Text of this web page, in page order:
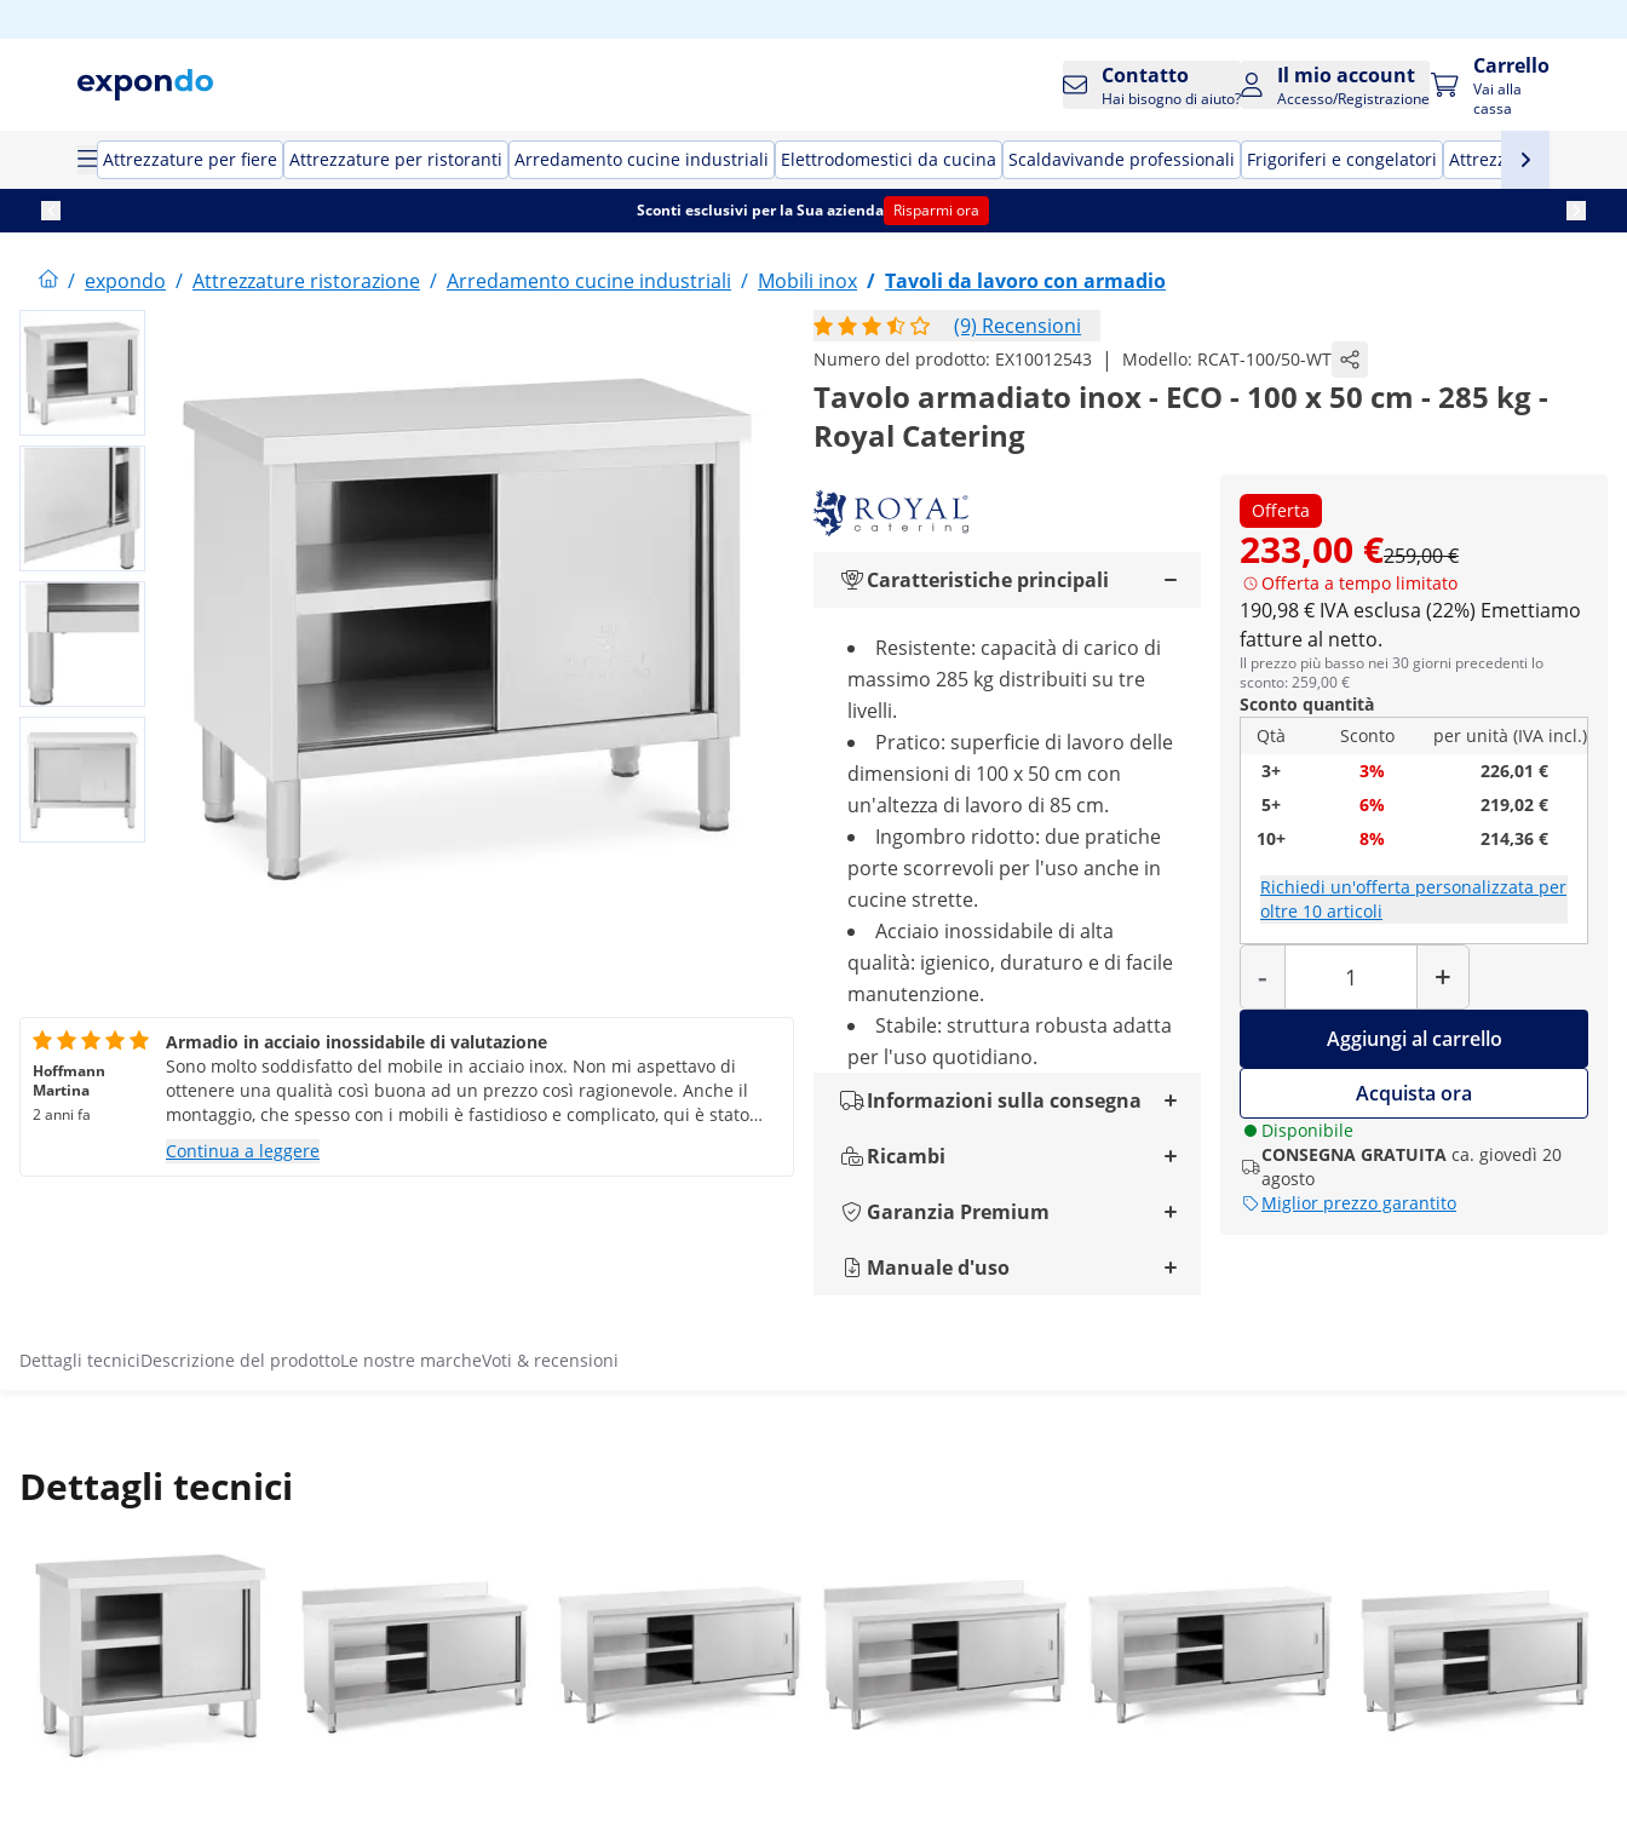
Contatto
Hai bisogno di aiuto?
Il mio account
Accesso/Registrazione
Carrello
Vai alla
cassa
Attrezzature per fiere Attrezzature per ristoranti Arredamento cucine industriali Elettrodomestici da cucina Scaldavivande professionali Frigoriferi e congelatori Attrezzature per bar
Sconti esclusivi per la Sua azienda Risparmi ora
/ expondo / Attrezzature ristorazione / Arredamento cucine industriali / Mobili inox / Tavoli da lavoro con armadio
(9) Recensioni
Numero del prodotto: EX10012543 | Modello: RCAT-100/50-WT
Tavolo armadiato inox - ECO - 100 x 50 cm - 285 kg -
Royal Catering
Offerta
233,00 €259,00 €
Offerta a tempo limitato
190,98 € IVA esclusa (22%) Emettiamo
fatture al netto.
Il prezzo più basso nei 30 giorni precedenti lo
sconto: 259,00 €
Sconto quantità
Qtà
Sconto
per unità (IVA incl.)
3+
3%
226,01 €
5+
6%
219,02 €
10+
8% 214,36 €
Richiedi un'offerta personalizzata per
oltre 10 articoli
-
Quantità
+
Aggiungi al carrello
Acquista ora
Disponibile
CONSEGNA GRATUITA ca. giovedì 20
agosto
Miglior prezzo garantito
Caratteristiche principali
Resistente: capacità di carico di
massimo 285 kg distribuiti su tre
livelli.
Pratico: superficie di lavoro delle
dimensioni di 100 x 50 cm con
un'altezza di lavoro di 85 cm.
Ingombro ridotto: due pratiche
porte scorrevoli per l'uso anche in
cucine strette.
Acciaio inossidabile di alta
qualità: igienico, duraturo e di facile
manutenzione.
Stabile: struttura robusta adatta
per l'uso quotidiano.
Informazioni sulla consegna
Ricambi
Garanzia Premium
Manuale d'uso
Hoffmann
Martina
2 anni fa
Armadio in acciaio inossidabile di valutazione
Sono molto soddisfatto del mobile in acciaio inox. Non mi aspettavo di
ottenere una qualità così buona ad un prezzo così ragionevole. Anche il
montaggio, che spesso con i mobili è fastidioso e complicato, qui è stato
molto semplice. Tutto era ben pensato e adattato Qui potete dargli 5 stelle!
Continua a leggere
Dettagli tecniciDescrizione del prodottoLe nostre marcheVoti & recensioni
Dettagli tecnici